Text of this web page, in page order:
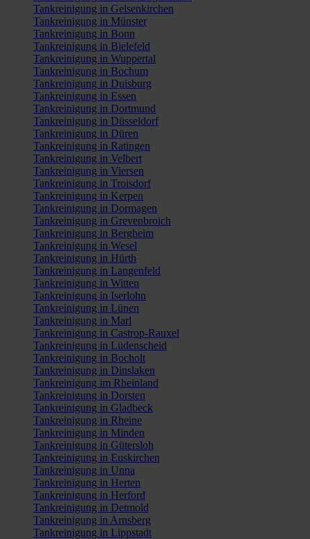
Tankreinigung in Gelsenkirchen
Tankreinigung in Münster
Tankreinigung in Bonn
Tankreinigung in Bielefeld
Tankreinigung in Wuppertal
Tankreinigung in Bochum
Tankreinigung in Duisburg
Tankreinigung in Essen
Tankreinigung in Dortmund
Tankreinigung in Düsseldorf
Tankreinigung in Düren
Tankreinigung in Ratingen
Tankreinigung in Velbert
Tankreinigung in Viersen
Tankreinigung in Troisdorf
Tankreinigung in Kerpen
Tankreinigung in Dormagen
Tankreinigung in Grevenbroich
Tankreinigung in Bergheim
Tankreinigung in Wesel
Tankreinigung in Hürth
Tankreinigung in Langenfeld
Tankreinigung in Witten
Tankreinigung in Iserlohn
Tankreinigung in Lünen
Tankreinigung in Marl
Tankreinigung in Castrop-Rauxel
Tankreinigung in Lüdenscheid
Tankreinigung in Bocholt
Tankreinigung in Dinslaken
Tankreinigung im Rheinland
Tankreinigung in Dorsten
Tankreinigung in Gladbeck
Tankreinigung in Rheine
Tankreinigung in Minden
Tankreinigung in Gütersloh
Tankreinigung in Euskirchen
Tankreinigung in Unna
Tankreinigung in Herten
Tankreinigung in Herford
Tankreinigung in Detmold
Tankreinigung in Arnsberg
Tankreinigung in Lippstadt